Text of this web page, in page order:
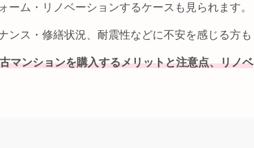
ム・リノベーションするケースも見られます。
ンス・修繕状況、耐震性などに不安を感じる方も
マンションを購入するメリットと注意点、リノベ